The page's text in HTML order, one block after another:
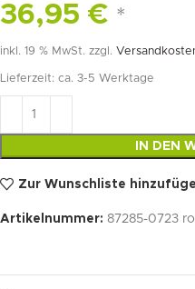
36,95 € *
inkl. 19 % MwSt. zzgl.
Lieferzeit: ca. 3-5 Werktage
IN DEN
Zur Wunschliste
Artikelnummer: 87285-0723